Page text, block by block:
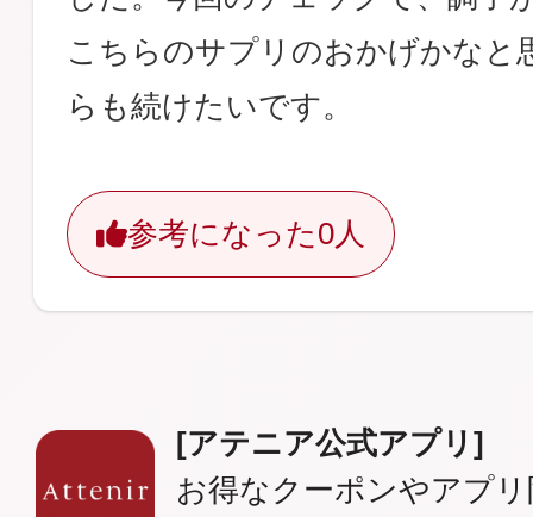
こちらのサプリのおかげかなと
らも続けたいです。
参考になった0人
[アテニア公式アプリ]
お得なクーポンやアプ